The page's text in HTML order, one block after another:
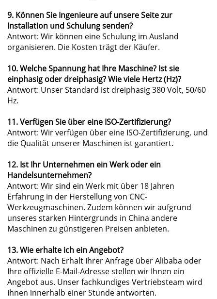
9. Können Sie Ingenieure auf unsere Seite zur
Installation und Schulung senden?
Antwort: Wir können eine Schulung im Ausland
organisieren. Die Kosten trägt der Käufer.
10. Welche Spannung hat Ihre Maschine? Ist sie
einphasig oder dreiphasig? Wie viele Hertz (Hz)?
Antwort: Unser Standard ist dreiphasig 380 Volt, 50/60
Hz.
11. Verfügen Sie über eine ISO-Zertifizierung?
Antwort: Wir verfügen über eine ISO-Zertifizierung, und
die Qualität unserer Maschinen ist garantiert.
12. Ist Ihr Unternehmen ein Werk oder ein
Handelsunternehmen?
Antwort: Wir sind ein Werk mit über 18 Jahren
Erfahrung in der Herstellung von CNC-
Werkzeugmaschinen. Zudem können wir aufgrund
unseres starken Hintergrunds in China andere
Maschinen zu günstigeren Preisen anbieten.
13. Wie erhalte ich ein Angebot?
Antwort: Nach Erhalt Ihrer Anfrage über Alibaba oder
Ihre offizielle E-Mail-Adresse stellen wir Ihnen ein
Angebot aus. Unser fachkundiges Vertriebsteam wird
Ihnen innerhalb einer Stunde antworten.